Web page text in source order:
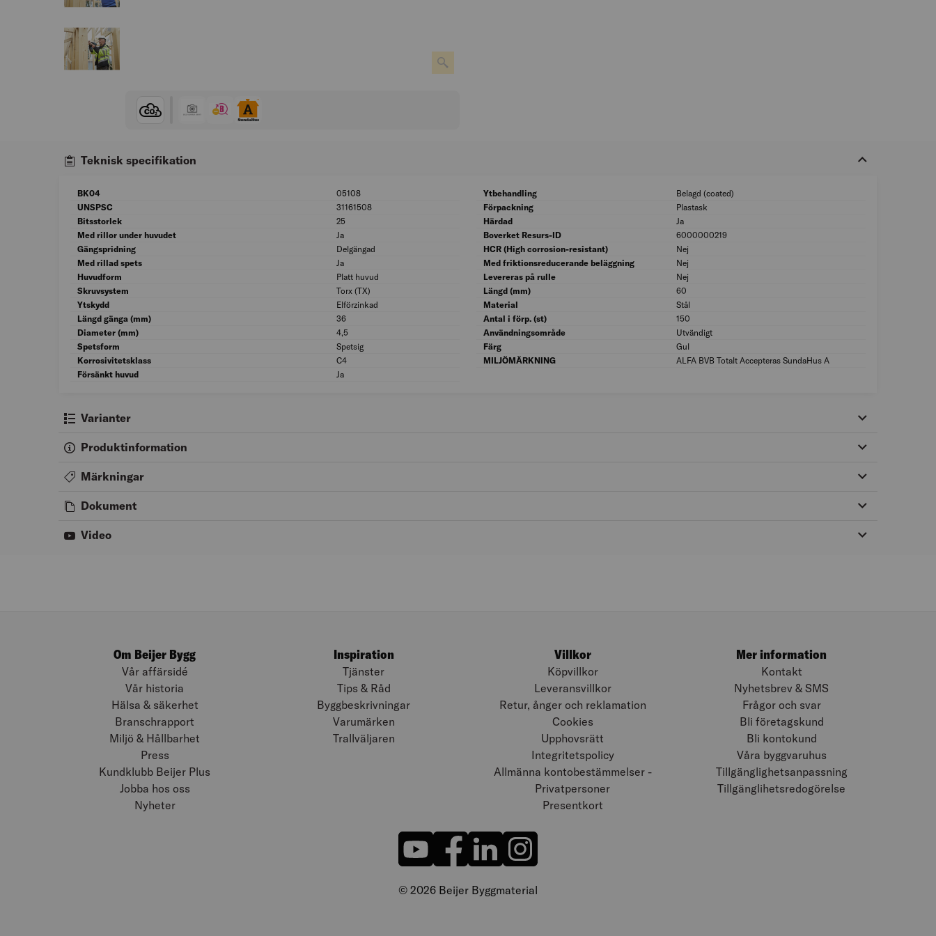
Teknisk specifikation
BK04 05108
BK04: 05108
UNSPSC
31161508
UNSPSC: 31161508
Bitsstorlek
25
Bitsstorlek: 25
Med rillor under huvudet
Ja
Med rillor under huvudet: Ja
Gängspridning
Delgängad
Gängspridning: Delgängad
Med rillad spets
Ja
Med rillad spets: Ja
Huvudform
Platt huvud
Huvudform: Platt huvud
Skruvsystem
Torx (TX)
Skruvsystem: Torx (TX)
Ytskydd
Elförzinkad
Ytskydd: Elförzinkad
Längd gänga (mm)
36
Längd gänga (mm): 36
Diameter (mm)
4,5
Diameter (mm): 4,5
Spetsform
Spetsig
Spetsform: Spetsig
Korrosivitetsklass
C4
Korrosivitetsklass: C4
Försänkt huvud
Ja
Ytbehandling Belagd (coated)
Förpackning
Plastask
Härdad
Ja
Boverket Resurs-ID
6000000219
HCR (High corrosion-resistant)
Nej
Med friktionsreducerande beläggning
Nej
Levereras på rulle
Nej
Längd (mm)
60
Material
Stål
Antal i förp. (st)
150
Användningsområde
Utvändigt
Färg
Gul
MILJÖMÄRKNING
ALFA BVB Totalt Accepteras SundaHus A
Varianter
Produktinformation
Märkningar
Dokument
Video
Om Beijer Bygg
Vår affärsidé
Vår historia
Hälsa & säkerhet
Branschrapport
Miljö & Hållbarhet
Press
Kundklubb Beijer Plus
Jobba hos oss
Nyheter
Inspiration
Tjänster
Tips & Råd
Byggbeskrivningar
Varumärken
Trallväljaren
Villkor
Köpvillkor
Leveransvillkor
Retur, ånger och reklamation
Cookies
Upphovsrätt
Integritetspolicy
Allmänna kontobestämmelser -
Privatpersoner
Presentkort
Mer information
Kontakt
Nyhetsbrev & SMS
Frågor och svar
Bli företagskund
Bli kontokund
Våra byggvaruhus
Tillgänglighetsanpassning
Tillgänglihetsredogörelse
© 2026 Beijer Byggmaterial